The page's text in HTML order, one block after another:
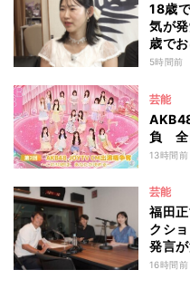
18歳
気が
歳で
島田
5時間前
芸能
負 全
13時間前
芸能
福田
クシ
発言
するこ
16時間前